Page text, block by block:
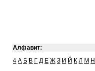
Алфавит:
4 А Б В Г Д Е Ж З И Й К Л М Н